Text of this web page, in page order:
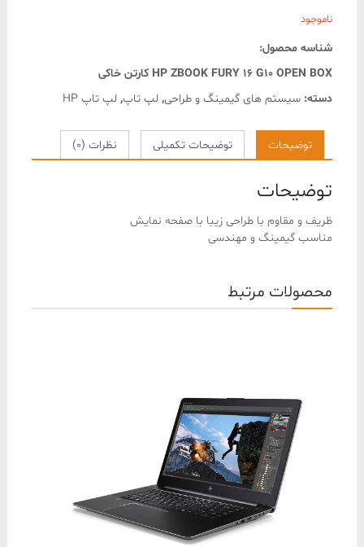
ناموجود
شناسه محصول:
HP ZBOOK FURY 16 G10 OPEN BOX کارتن خاکی
دسته: سیستم های گیمینگ و طراحی, لپ تاپ, لپ تاپ HP
توضیحات توضیحات تکمیلی نظرات (0)
توضیحات
ظریف و مقاوم با طراحی زیبا با صفحه نمایش
مناسب گیمینگ و مهندسی
محصولات مرتبط